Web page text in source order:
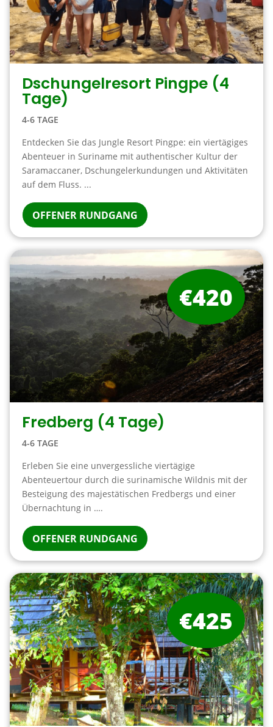
Dschungelresort Pingpe (4
Tage)
4-6 TAGE
Entdecken Sie das Jungle Resort Pingpe: ein viertägiges
Abenteuer in Suriname mit authentischer Kultur der
Saramaccaner, Dschungelerkundungen und Aktivitäten
auf dem Fluss. ...
OFFENER RUNDGANG
Fredberg (4 Tage)
4-6 TAGE
Erleben Sie eine unvergessliche viertägige
Abenteuertour durch die surinamische Wildnis mit der
Besteigung des majestätischen Fredbergs und einer
Übernachtung in ….
OFFENER RUNDGANG
€420
€425